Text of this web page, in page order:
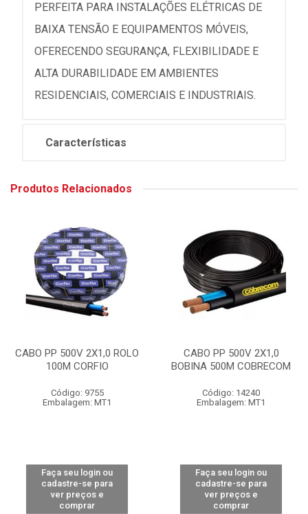
PERFEITA PARA INSTALAÇÕES ELÉTRICAS DE
BAIXA TENSÃO E EQUIPAMENTOS MÓVEIS,
OFERECENDO SEGURANÇA, FLEXIBILIDADE E
ALTA DURABILIDADE EM AMBIENTES
RESIDENCIAIS, COMERCIAIS E INDUSTRIAIS.
Características
Produtos Relacionados
CABO PP 500V 2X1,0 ROLO
100M CORFIO
Código: 9755
Embalagem: MT1
Faça seu login ou
cadastre-se para
ver preços e
comprar
CABO PP 500V 2X1,0
BOBINA 500M COBRECOM
Código: 14240
Embalagem: MT1
Faça seu login ou
cadastre-se para
ver preços e
comprar